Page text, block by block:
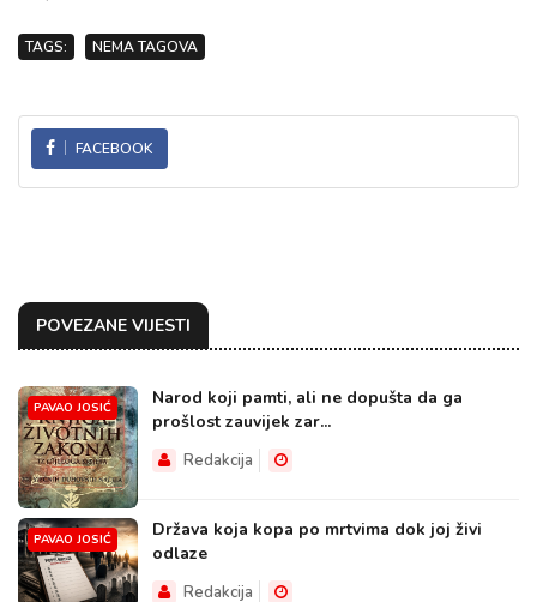
TAGS: NEMA TAGOVA
FACEBOOK
POVEZANE VIJESTI
PAVAO JOSIĆ
Narod koji pamti, ali ne dopušta da ga
prošlost zauvijek zar...
Redakcija
PAVAO JOSIĆ
Država koja kopa po mrtvima dok joj živi
odlaze
Redakcija